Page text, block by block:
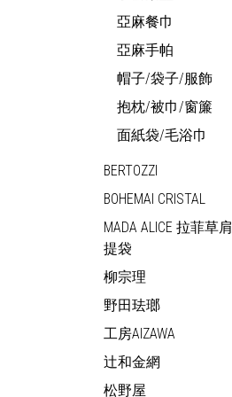
亞麻餐巾
亞麻手帕
帽子/袋子/服飾
抱枕/被巾/窗簾
面紙袋/毛浴巾
BERTOZZI
BOHEMAI CRISTAL
MADA ALICE 拉菲草肩
提袋
柳宗理
野田珐瑯
工房AIZAWA
辻和金網
松野屋